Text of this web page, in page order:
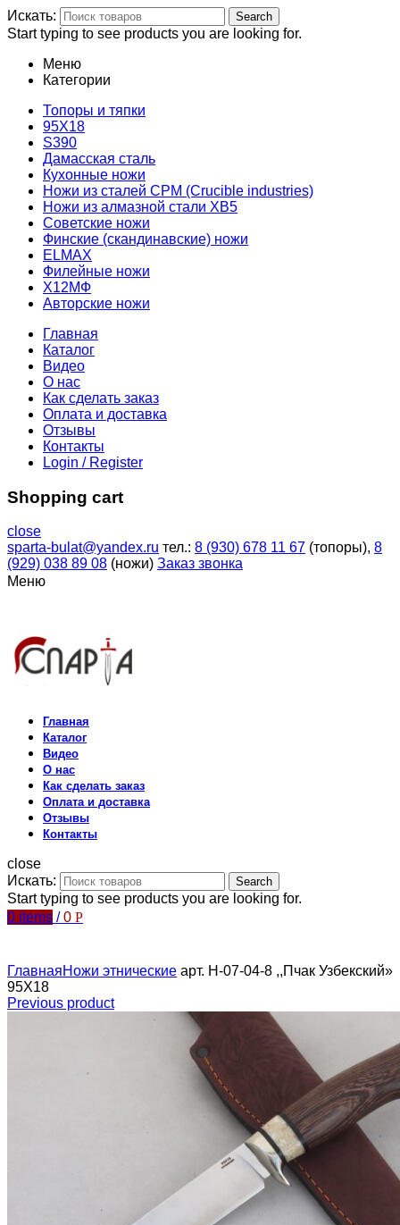
Искать: Search
Start typing to see products you are looking for.
Меню
Категории
Топоры и тяпки
95Х18
S390
Дамасская сталь
Кухонные ножи
Ножи из сталей CPM (Crucible industries)
Ножи из алмазной стали ХВ5
Советские ножи
Финские (скандинавские) ножи
ELMAX
Филейные ножи
Х12МФ
Авторские ножи
Главная
Каталог
Видео
О нас
Как сделать заказ
Оплата и доставка
Отзывы
Контакты
Login / Register
Shopping cart
close
sparta-bulat@yandex.ru тел.: 8 (930) 678 11 67 (топоры), 8
(929) 038 89 08 (ножи) Заказ звонка
Меню
Главная
Каталог
Видео
О нас
Как сделать заказ
Оплата и доставка
Отзывы
Контакты
close
Искать:
Search
Start typing to see products you are looking for.
0 items / 0 Р
ГлавнаяНожи этнические арт. Н-07-04-8 ,,Пчак Узбекский»
95Х18
Previous product